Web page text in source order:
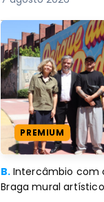
PREMIUM
B. Intercâmbio com
Braga mural artístico